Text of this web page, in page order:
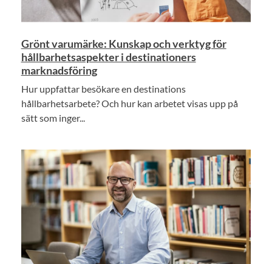
Grönt varumärke: Kunskap och verktyg för
hållbarhetsaspekter i destinationers
marknadsföring
Hur uppfattar besökare en destinations
hållbarhetsarbete? Och hur kan arbetet visas upp på
sätt som inger...